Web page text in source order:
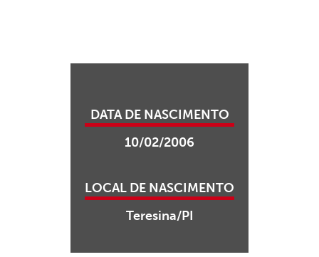
DATA DE NASCIMENTO
10/02/2006
LOCAL DE NASCIMENTO
Teresina/PI